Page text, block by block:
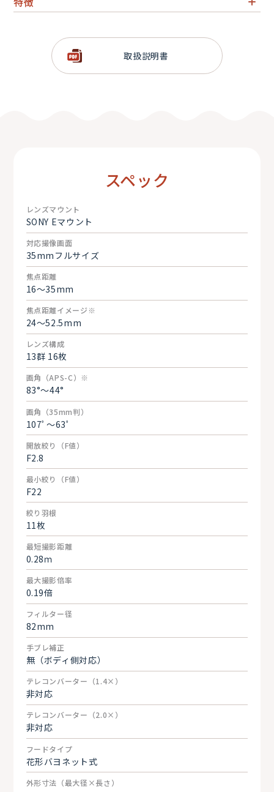
全域F2.8の大口径広角ズームレンズ
F2.8の明るさを生かした動きの速いスポーツシーンにもお
取扱説明書
スペック
レンズマウント
SONY Eマウント
対応撮像画面
35mmフルサイズ
焦点距離
16～35mm
焦点距離イメージ※
24～52.5mm
レンズ構成
13群 16枚
画角（APS-C）※
83°～44°
画角（35mm判）
107ﾟ～63ﾟ
開放絞り（F値）
F2.8
最小絞り（F値）
F22
絞り羽根
11枚
最短撮影距離
0.28ｍ
最大撮影倍率
0.19倍
フィルター径
82mm
手ブレ補正
無（ボディ側対応）
テレコンバーター（1.4×）
非対応
テレコンバーター（2.0×）
非対応
フードタイプ
花形バヨネット式
外形寸法（最大径×長さ）